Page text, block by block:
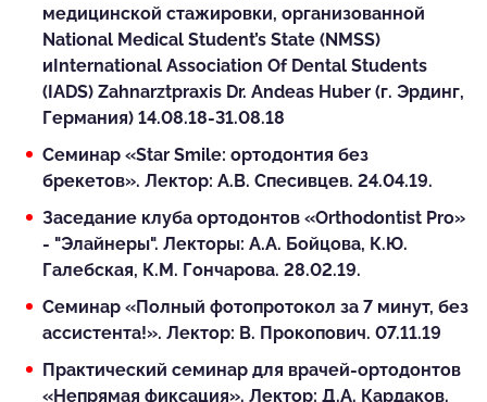
медицинской стажировки, организованной
National Medical Student’s State (NMSS)
иInternational Association Of Dental Students
(IADS) Zahnarztpraxis Dr. Andeas Huber (г. Эрдинг,
Германия) 14.08.18-31.08.18
Семинар «Star Smile: ортодонтия без
брекетов». Лектор: А.В. Спесивцев. 24.04.19.
Заседание клуба ортодонтов «Orthodontist Pro»
- "Элайнеры". Лекторы: А.А. Бойцова, К.Ю.
Галебская, К.М. Гончарова. 28.02.19.
Семинар «Полный фотопротокол за 7 минут, без
ассистента!». Лектор: В. Прокопович. 07.11.19
Практический семинар для врачей-ортодонтов
«Непрямая фиксация». Лектор: Д.А. Кардаков.